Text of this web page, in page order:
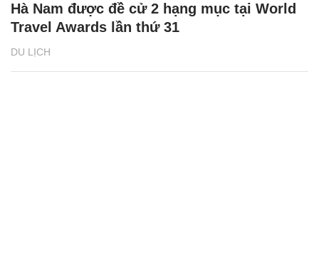
DU LỊCH
Hà Nam được đề cử 2 hạng mục tại World
Travel Awards lần thứ 31